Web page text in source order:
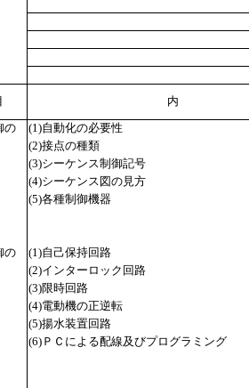
内
の
(1)自動化の必要性
(2)接点の種類
(3)シーケンス制御記号
(4)シーケンス図の見方
(5)各種制御機器
の
(1)自己保持回路
(2)インターロック回路
(3)限時回路
(4)電動機の正逆転
(5)揚水装置回路
(6)ＰＣによる配線及びプログラミング